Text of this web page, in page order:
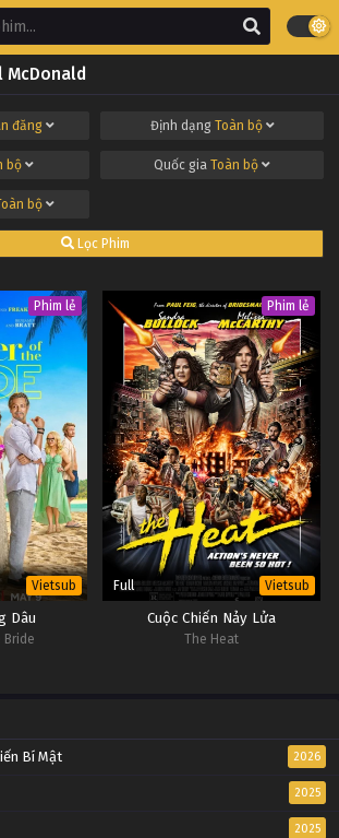
McDonald
đăng Định dạng Toàn bộ
bộ Quốc gia Toàn bộ
bộ
Lọc Phim
Phim lẻ
Vietsub
Dâu
Bride
Phim lẻ
Full Vietsub
Cuộc Chiến Nảy Lửa
The Heat
Bí Mật 2026
2025
2025